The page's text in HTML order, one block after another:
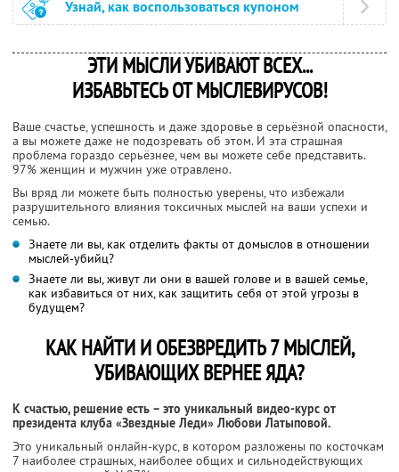
Узнай, как воспользоваться купоном
ЭТИ МЫСЛИ УБИВАЮТ ВСЕХ...
ИЗБАВЬТЕСЬ ОТ МЫСЛЕВИРУСОВ!
Ваше счастье, успешность и даже здоровье в серьёзной опасности,
а вы можете даже не подозревать об этом. И эта страшная
проблема гораздо серьёзнее, чем вы можете себе представить.
97% женщин и мужчин уже отравлено.
Вы вряд ли можете быть полностью уверены, что избежали
разрушительного влияния токсичных мыслей на ваши успехи и
семью.
Знаете ли вы, как отделить факты от домыслов в отношении
мыслей-убийц?
Знаете ли вы, живут ли они в вашей голове и в вашей семье,
как избавиться от них, как защитить себя от этой угрозы в
будущем?
КАК НАЙТИ И ОБЕЗВРЕДИТЬ 7 МЫСЛЕЙ,
УБИВАЮЩИХ ВЕРНЕЕ ЯДА?
К счастью, решение есть – это уникальный видео-курс от
президента клуба «Звездные Леди» Любови Латыповой.
Это уникальный онлайн-курс, в котором разложены по косточкам
7 наиболее страшных, наиболее общих и сильнодействующих